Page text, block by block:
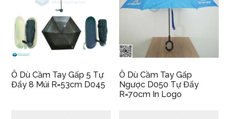
Ô Dù Cầm Tay Gấp 5 Tự
Đẩy 8 Múi R=53cm D045
Ô Dù Cầm Tay Gấp
Ngược D050 Tự Đẩy
R=70cm In Logo